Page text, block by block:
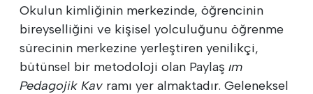
Okulun kimliğinin merkezinde, öğrencinin
bireyselliğini ve kişisel yolculuğunu öğrenme
sürecinin merkezine yerleştiren yenilikçi,
bütünsel bir metodoloji olan Paylaş ım
Pedagojik Kav ramı yer almaktadır. Geleneksel